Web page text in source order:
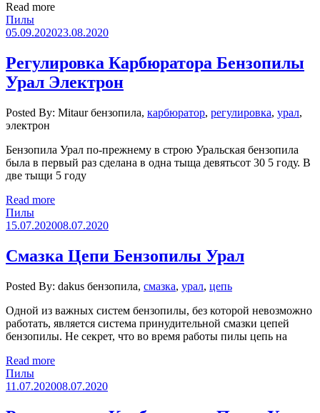
Read more
Пилы
05.09.202023.08.2020
Регулировка Карбюратора Бензопилы
Урал Электрон
Posted By: Mitaur бензопила, карбюратор, регулировка, урал,
электрон
Бензопила Урал по-прежнему в строю Уральская бензопила
была в первый раз сделана ​​в одна тыща девятьсот 30 5 году. В
две тыщи 5 году
Read more
Пилы
15.07.202008.07.2020
Смазка Цепи Бензопилы Урал
Posted By: dakus бензопила, смазка, урал, цепь
Одной из важных систем бензопилы, без которой невозможно
работать, является система принудительной смазки цепей
бензопилы. Не секрет, что во время работы пилы цепь на
Read more
Пилы
11.07.202008.07.2020